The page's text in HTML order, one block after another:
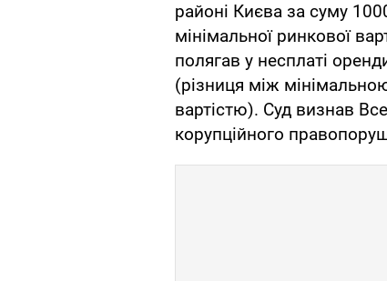
районі Києва за суму
мінімальної ринкової
полягав у несплаті
(різниця між
вартістю). Суд визнав
корупційного